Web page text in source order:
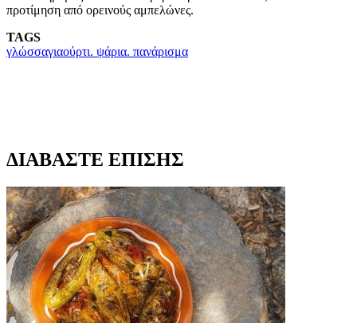
προτίμηση από ορεινούς αμπελώνες.
TAGS
γλώσσαγιαούρτι. ψάρια. πανάρισμα
ΔΙΑΒΑΣΤΕ ΕΠΙΣΗΣ